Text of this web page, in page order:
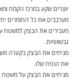
יוצרים שקע במרכז הקמח
מערבבים את כל החומרים
גבשושיות.
מניחים את הבצק בקערה
את הנפח שלו.
מניחים את הבצק על משטח